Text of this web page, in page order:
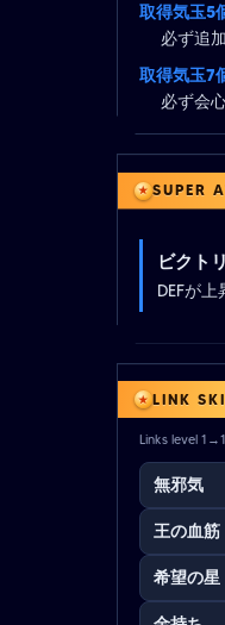
取得気玉5
必ず追
取得気玉7
必ず会
SUPER
ビクト
DEFが
LINK
Links level
無邪気
王の血筋
希望の星